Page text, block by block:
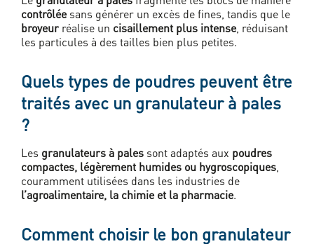
contrôléesans générer un excès de fines, tandis que le
broyeurréalise un cisaillement plus intense, réduisant
les particules à des tailles bien plus petites.
Quels types de poudres peuvent être
traités avec un granulateur à pales
?
Les granulateurs à pales sont adaptés aux poudres
compactes, légèrement humides ou hygroscopiques,
couramment utilisées dans les industries de
l’agroalimentaire, la chimie et la pharmacie.
Comment choisir le bon granulateur